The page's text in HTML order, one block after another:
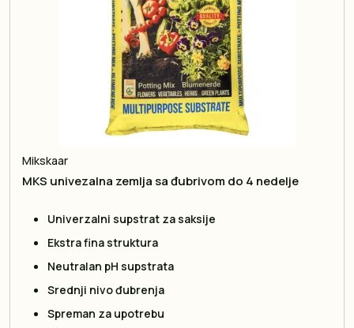
Mikskaar
MKS univezalna zemlja sa đubrivom do 4 nedelje
Univerzalni supstrat za saksije
Ekstra fina struktura
Neutralan pH supstrata
Srednji nivo đubrenja
Spreman za upotrebu